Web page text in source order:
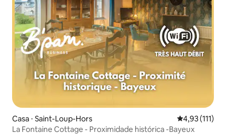
Casa ⋅ Saint-Loup-Hors 4,93 de uma
4,93 (111)
La Fontaine Cottage - Proximidade histórica -Bayeux